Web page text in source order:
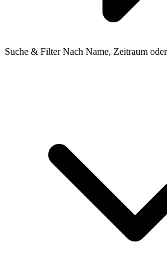
Suche & FilterNach Name, Zeitraum